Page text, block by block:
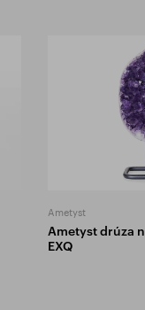
Ametyst
Ametyst drúza
EXQ